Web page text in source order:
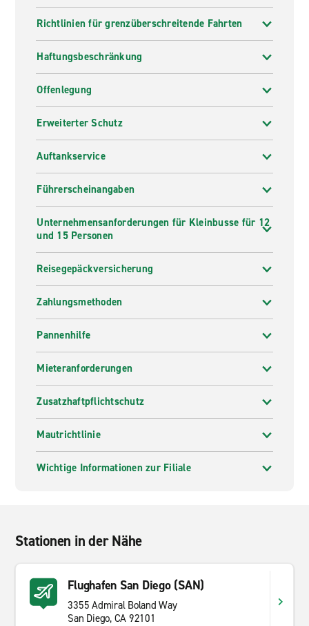
Richtlinien für grenzüberschreitende Fahrten
Haftungsbeschränkung
Offenlegung
Erweiterter Schutz
Auftankservice
Führerscheinangaben
Unternehmensanforderungen für Kleinbusse für 12
und 15 Personen
Reisegepäckversicherung
Zahlungsmethoden
Pannenhilfe
Mieteranforderungen
Zusatzhaftpflichtschutz
Mautrichtlinie
Wichtige Informationen zur Filiale
Stationen in der Nähe
Flughafen San Diego (SAN)
3355 Admiral Boland Way
San Diego, CA 92101